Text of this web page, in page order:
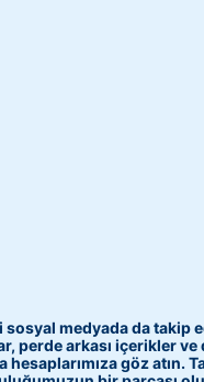
sosyal medyada da takip
perde arkası içerikler ve
hesaplarımıza göz atın.